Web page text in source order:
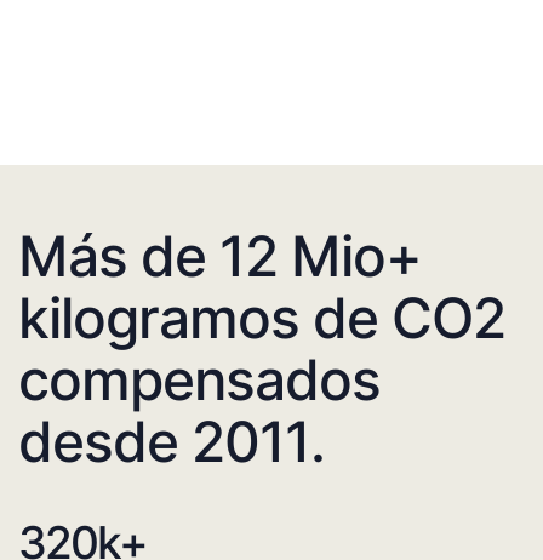
Más de 12 Mio+
kilogramos de CO2
compensados
desde 2011.
320k+